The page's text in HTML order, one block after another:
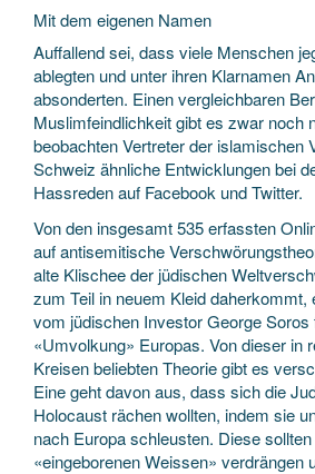
Mit dem eigenen Namen
Auffallend sei, dass viele Menschen
ablegten und unter ihren Klarnamen
absonderten. Einen vergleichbaren
Muslimfeindlichkeit gibt es zwar noch
beobachten Vertreter der islamischen
Schweiz ähnliche Entwicklungen bei
Hassreden auf Facebook und Twitter.
Von den insgesamt 535 erfassten
auf antisemitische
alte Klischee der jüdischen
zum Teil in neuem Kleid daherkommt,
vom jüdischen Investor George Soros
«Umvolkung» Europas. Von dieser in
Kreisen beliebten Theorie gibt es
Eine geht davon aus, dass sich die
Holocaust rächen wollten, indem sie
nach Europa schleusten. Diese
«eingeborenen Weissen» verdrängen